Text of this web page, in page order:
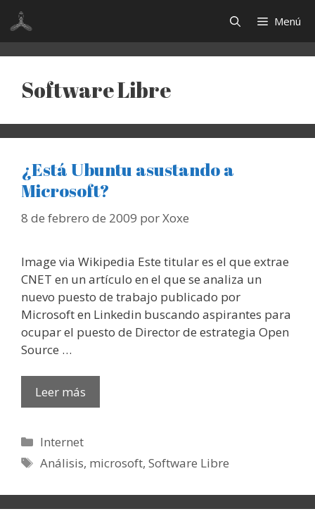
Saltar
contenido
Menú
Software Libre
¿Está Ubuntu asustando a
Microsoft?
8 de febrero de 2009 porXoxe
Image via Wikipedia Este titular es el que extrae
CNET en un artículo en el que se analiza un
nuevo puesto de trabajo publicado por
Microsoft en Linkedin buscando aspirantes para
ocupar el puesto de Director de estrategia Open
Source …
Leer más
Categorías
Internet
Etiquetas
Análisis, microsoft,Software Libre